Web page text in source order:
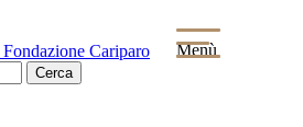
Fondazione Cariparo
Menù